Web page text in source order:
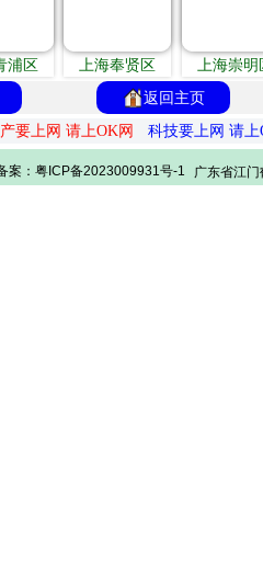
浦区 上海奉贤区
上海崇明
返回主页
要上网 请上OK网 科技要上网 请上
案：粤ICP备2023009931号-1 广东省江